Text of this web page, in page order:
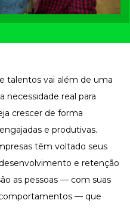
Negócios
talentos vai além de uma
real para
crescer de forma
e produtivas.
têm voltado seus
e retenção
as pessoas — com suas
— que